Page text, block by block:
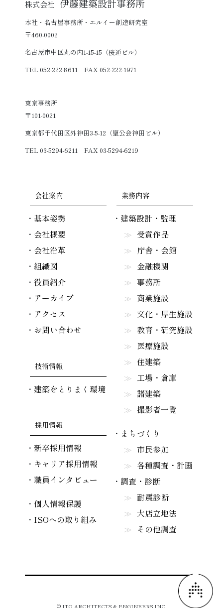
株式会社 伊藤建築設計事務所
本社・名古屋事務所・エルイー創造研究室
〒460-0002
名古屋市中区丸の内1-15-15（桜通ビル）
TEL 052-222-8611 FAX 052-222-1971
東京事務所
〒101-0021
東京都千代田区外神田3-5-12（聖公会神田ビル）
TEL 03-5294-6211 FAX 03-5294-6219
会社案内
基本姿勢
会社概要
会社沿革
組織図
役員紹介
アーカイブ
アクセス
お問い合わせ
技術情報
建築をとりまく環境
採用情報
新卒採用情報
キャリア採用情報
職員インタビュー
個人情報保護
ISOへの取り組み
業務内容
建築設計・監理
受賞作品
庁舎・会館
金融機関
事務所
商業施設
文化・厚生施設
教育・研究施設
医療施設
住建築
工場・倉庫
諸建築
撮影者一覧
まちづくり
市民参加
各種調査・計画
調査・診断
耐震診断
大店立地法
その他調査
© ITO ARCHITECTS & ENGINEERS INC.